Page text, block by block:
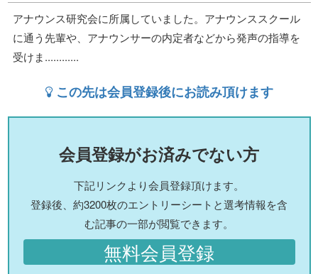
アナウンス研究会に所属していました。アナウンススクール
に通う先輩や、アナウンサーの内定者などから発声の指導を
受けま............
この先は会員登録後にお読み頂けます
会員登録がお済みでない方
下記リンクより会員登録頂けます。
登録後、約3200枚のエントリーシートと選考情報を含
む記事の一部が閲覧できます。
無料会員登録